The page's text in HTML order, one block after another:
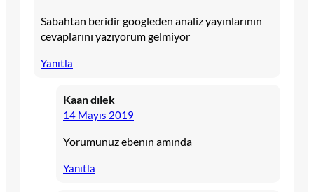
Sabahtan beridir googleden analiz yayınlarının
cevaplarını yazıyorum gelmiyor
Yanıtla
Kaan dılek
14 Mayıs 2019
Yorumunuz ebenın amında
Yanıtla